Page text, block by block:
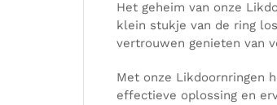
Het geheim van onze
klein stukje van de ring
vertrouwen genieten van
Met onze Likdoornringen
effectieve oplossing en